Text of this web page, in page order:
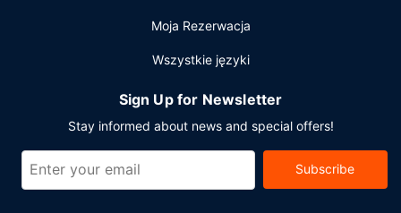
Moja Rezerwacja
Wszystkie języki
Sign Up for Newsletter
Stay informed about news and special offers!
Subscribe